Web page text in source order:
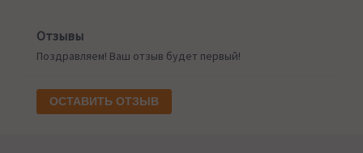
Отзывы
Поздравляем! Ваш отзыв будет первый!
ОСТАВИТЬ ОТЗЫВ